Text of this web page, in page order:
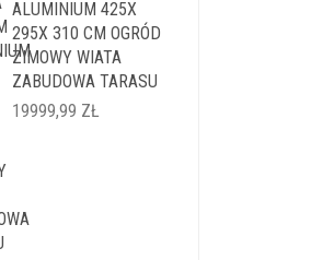
ALUMINIUM 425X
295X 310 CM OGRÓD
ZIMOWY WIATA
ZABUDOWA TARASU
19999,99 ZŁ